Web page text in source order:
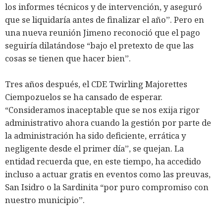
los informes técnicos y de intervención, y aseguró
que se liquidaría antes de finalizar el año”. Pero en
una nueva reunión Jimeno reconoció que el pago
seguiría dilatándose “bajo el pretexto de que las
cosas se tienen que hacer bien”.
Tres años después, el CDE Twirling Majorettes
Ciempozuelos se ha cansado de esperar.
“Consideramos inaceptable que se nos exija rigor
administrativo ahora cuando la gestión por parte de
la administración ha sido deficiente, errática y
negligente desde el primer día”, se quejan. La
entidad recuerda que, en este tiempo, ha accedido
incluso a actuar gratis en eventos como las preuvas,
San Isidro o la Sardinita “por puro compromiso con
nuestro municipio”.